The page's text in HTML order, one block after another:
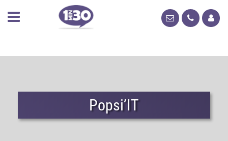
Popsi’IT